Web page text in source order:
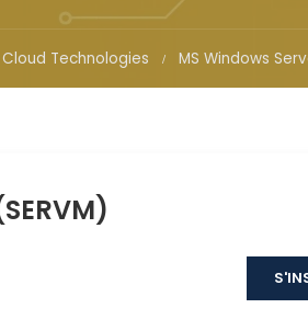
Cloud Technologies MS Windows